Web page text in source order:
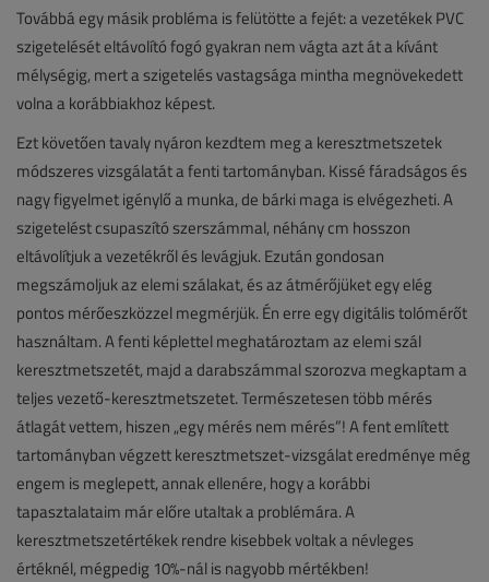
Továbbá egy másik probléma is felütötte a fejét: a vezetékek PVC
szigetelését eltávolító fogó gyakran nem vágta azt át a kívánt
mélységig, mert a szigetelés vastagsága mintha megnövekedett
volna a korábbiakhoz képest.
Ezt követően tavaly nyáron kezdtem meg a keresztmetszetek
módszeres vizsgálatát a fenti tartományban. Kissé fáradságos és
nagy figyelmet igénylő a munka, de bárki maga is elvégezheti. A
szigetelést csupaszító szerszámmal, néhány cm hosszon
eltávolítjuk a vezetékről és levágjuk. Ezután gondosan
megszámoljuk az elemi szálakat, és az átmérőjüket egy elég
pontos mérőeszközzel megmérjük. Én erre egy digitális tolómérőt
használtam. A fenti képlettel meghatároztam az elemi szál
keresztmetszetét, majd a darabszámmal szorozva megkaptam a
teljes vezető-keresztmetszetet. Természetesen több mérés
átlagát vettem, hiszen „egy mérés nem mérés”! A fent említett
tartományban végzett keresztmetszet-vizsgálat eredménye még
engem is meglepett, annak ellenére, hogy a korábbi
tapasztalataim már előre utaltak a problémára. A
keresztmetszetértékek rendre kisebbek voltak a névleges
értéknél, mégpedig 10%-nál is nagyobb mértékben!